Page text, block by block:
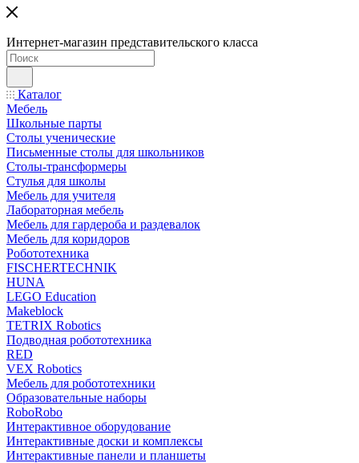
Интернет-магазин представительского класса
Каталог
Мебель
Школьные парты
Столы ученические
Письменные столы для школьников
Столы-трансформеры
Стулья для школы
Мебель для учителя
Лабораторная мебель
Мебель для гардероба и раздевалок
Мебель для коридоров
Робототехника
FISCHERTECHNIK
HUNA
LEGO Education
Makeblock
TETRIX Robotics
Подводная робототехника
RED
VEX Robotics
Мебель для робототехники
Образовательные наборы
RoboRobo
Интерактивное оборудование
Интерактивные доски и комплексы
Интерактивные панели и планшеты